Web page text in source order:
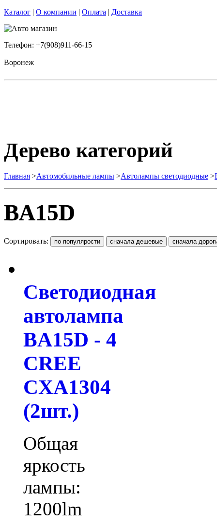
Каталог | О компании | Оплата | Доставка
Телефон: +7(908)911-66-15
Воронеж
Дерево категорий
Главная >Автомобильные лампы >Автолампы светодиодные >
BA15D
Сортировать:
Светодиодная
автолампа
BA15D - 4
CREE
CXA1304
(2шт.)
Общая
яркость
лампы:
1200lm